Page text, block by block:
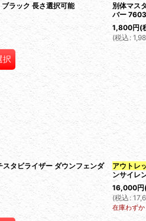
ラック 長さ選択可能
択
別体マス
バー
1,800円(
(税込 :
タビライザー ダウンフェンダ
アウトレ
ンサイレ
16,000円
(税込 :
在庫わずか